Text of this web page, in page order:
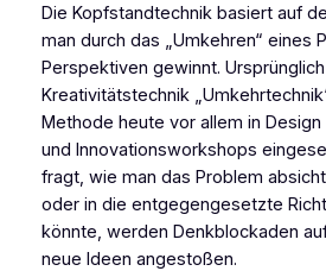
Die Kopfstandtechnik basiert auf
man durch das „Umkehren“ eines
Perspektiven gewinnt.
Kreativitätstechnik
Methode heute vor allem in
und Innovationsworkshops
fragt, wie man das Problem
oder in die entgegengesetzte
könnte, werden Denkblockaden
neue Ideen angestoßen.